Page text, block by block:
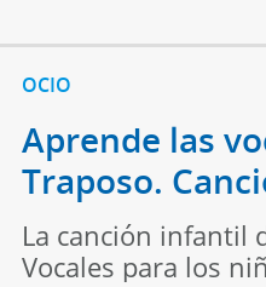
OCIO
Aprende las
Traposo.
La canción infantil
Vocales para los